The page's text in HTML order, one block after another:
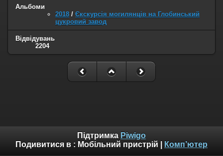
Альбоми
2018 / Єкскурсія могилянців на Глобинський
цукровий завод
Відвідувань
2204
Підтримка Piwigo
Подивитися в : Мобільний пристрій Комп’ютер